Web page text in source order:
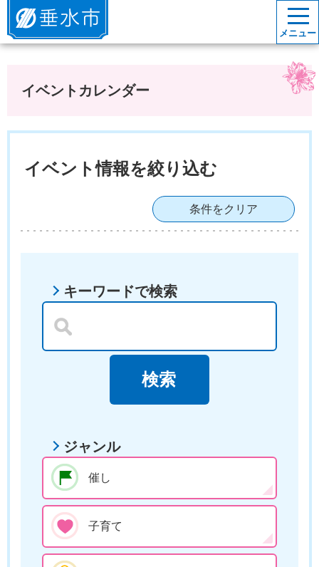
垂水市
メニュー
イベントカレンダー
イベント情報を絞り込む
条件をクリア
キーワードで検索
ジャンル
催し
子育て